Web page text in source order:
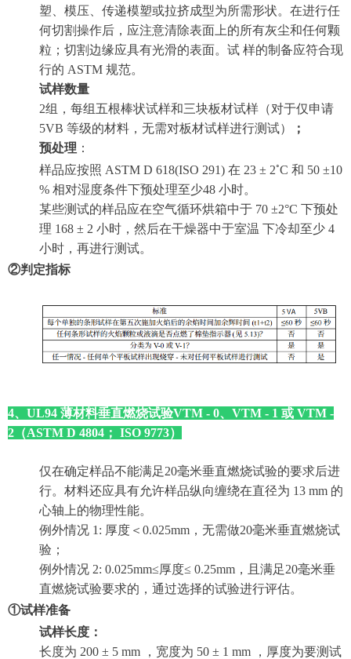
塑、模压、传递模塑或拉挤成型为所需形状。在进行任
何切割操作后，应注意清除表面上的所有灰尘和任何颗
粒；切割边缘应具有光滑的表面。试 样的制备应符合现
行的 ASTM 规范。
试样数量
2组，每组五根棒状试样和三块板材试样（对于仅申请
5VB 等级的材料，无需对板材试样进行测试）
；
预处理 ：
样品应按照 ASTM D 618(ISO 291) 在 23 ± 2◦C 和 50 ±10
% 相对湿度条件下预处理至少48 小时。
某些测试的样品应在空气循环烘箱中于 70 ±2°C 下预处
理 168 ± 2 小时，然后在干燥器中于室温 下冷却至少 4
小时，再进行测试。
②判定指标
4、UL94 薄材料垂直燃烧试验VTM - 0、VTM - 1 或 VTM -
2（ASTM D 4804； ISO 9773）
仅在确定样品不能满足20毫米垂直燃烧试验的要求后进
行。材料还应具有允许样品纵向缠绕在直径为 13 mm 的
心轴上的物理性能。
例外情况 1: 厚度＜0.025mm，无需做20毫米垂直燃烧试
验；
例外情况 2: 0.025mm≤厚度≤ 0.25mm，且满足20毫米垂
直燃烧试验要求的， 通过选择的试验进行评估。
①试样准备
试样长度：
长度为 200 ± 5 mm ，宽度为 50 ± 1 mm ，厚度为要测试